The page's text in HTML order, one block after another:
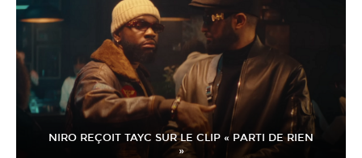
NIRO REÇOIT TAYC SUR LE CLIP « PARTI DE RIEN
»